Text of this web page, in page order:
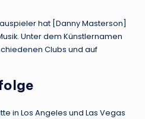
hat [Danny Masterson]
Unter dem Künstlernamen
Clubs und auf
in Los Angeles und Las Vegas